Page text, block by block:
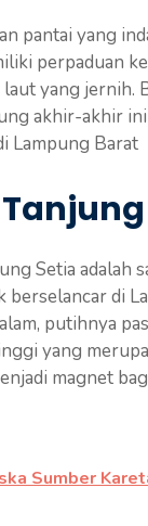
pantai yang
perpaduan
yang jernih.
akhir-akhir
Lampung Barat
Setia adalah
di
putihnya
yang
magnet
Sumber